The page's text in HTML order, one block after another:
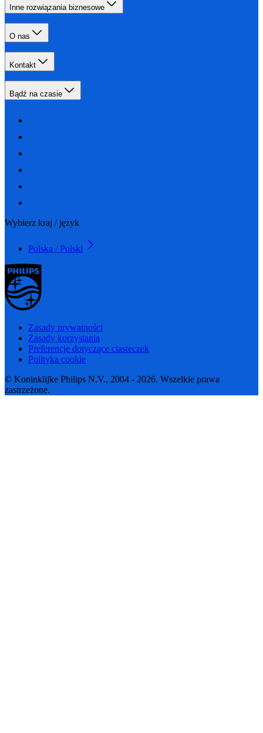
Inne rozwiązania biznesowe
O nas
Kontakt
Bądź na czasie
Wybierz kraj / język
Polska / Polski
Zasady prywatności
Zasady korzystania
Preferencje dotyczące ciasteczek
Polityka cookie
© Koninklijke Philips N.V., 2004 - 2026. Wszelkie prawa
zastrzeżone.